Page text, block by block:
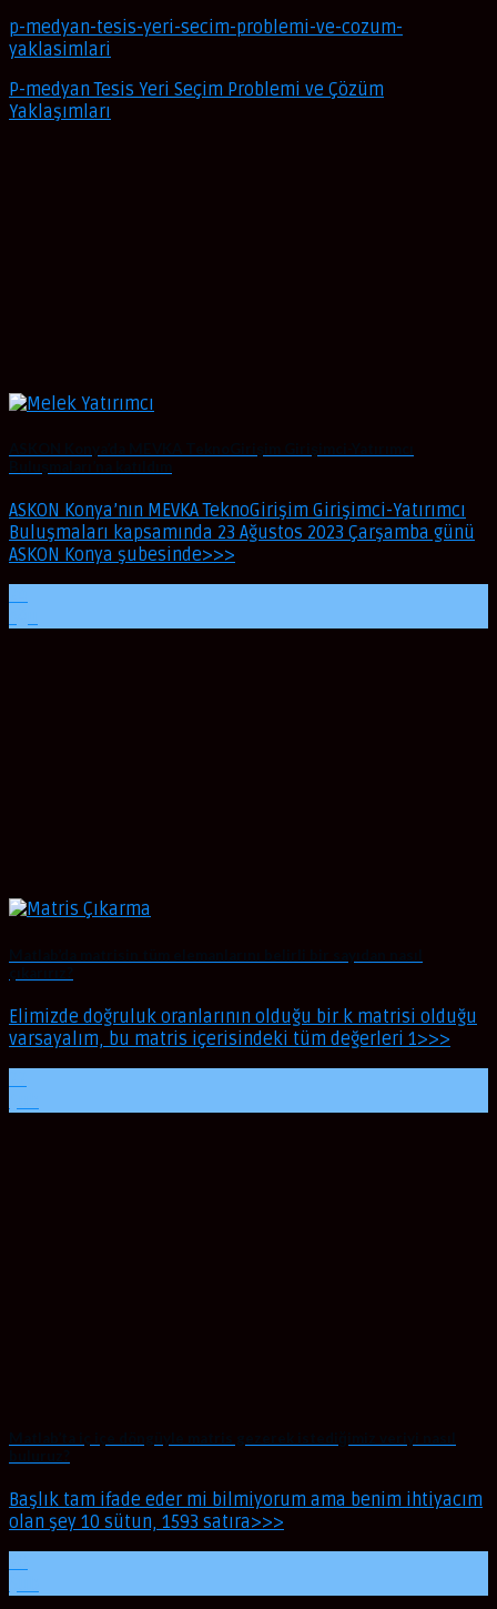
p-medyan-tesis-yeri-secim-problemi-ve-cozum-
yaklasimlari
P-medyan Tesis Yeri Seçim Problemi ve Çözüm
Yaklaşımları
ASKON Konya’nın MEVKA TeknoGirişim Girişimci-Yatırımcı
Buluşmaları kapsamında 23 Ağustos 2023 Çarşamba günü
ASKON Konya şubesinde>>>
Elimizde doğruluk oranlarının olduğu bir k matrisi olduğu
varsayalım, bu matris içerisindeki tüm değerleri 1>>>
Başlık tam ifade eder mi bilmiyorum ama benim ihtiyacım
olan şey 10 sütun, 1593 satıra>>>